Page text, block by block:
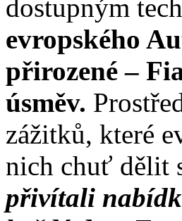
dostupným
evropského
přirozené –
úsměv.
zážitků, které
nich chuť dělit
přivítali